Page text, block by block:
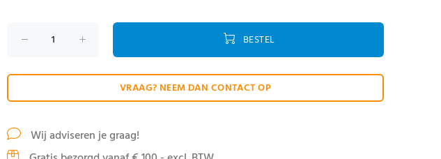
BESTEL
VRAAG? NEEM DAN CONTACT OP
Wij adviseren je graag!